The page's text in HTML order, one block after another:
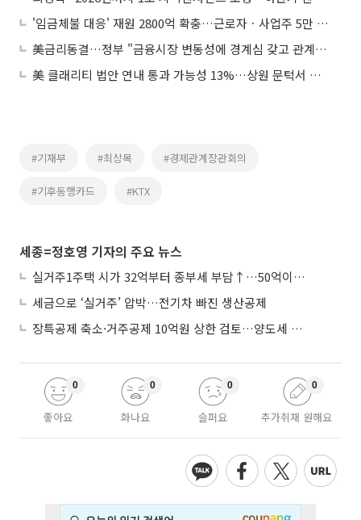
'임금체불 대응' 재원 2800억 확충…근로자ㆍ사업주 5만 명 구제
美금리동결…정부 "금융시장 변동성에 경계심 갖고 관계기관 긴밀 공조"
美 클래리티 법안 연내 통과 가능성 13%…상원 문턱서 제동
#기재부 #최상목 #경제관계장관회의
#기후동행카드 #KTX
세종=정호영 기자의 주요 뉴스
실거주1주택 시가 32억부터 종부세 부담↑…50억이면 454→979만원
세금으로 ‘실거주’ 압박…전기차 빠진 생산공제
장특공제 축소·거주공제 10억원 상한 검토…양도세 실거주 중심 개편
좋아요
0
화나요
0
슬퍼요
0
추가취재 원해요
0